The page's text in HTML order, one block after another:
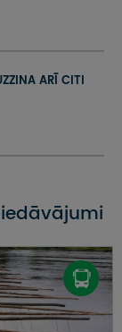
ARĪ CITI